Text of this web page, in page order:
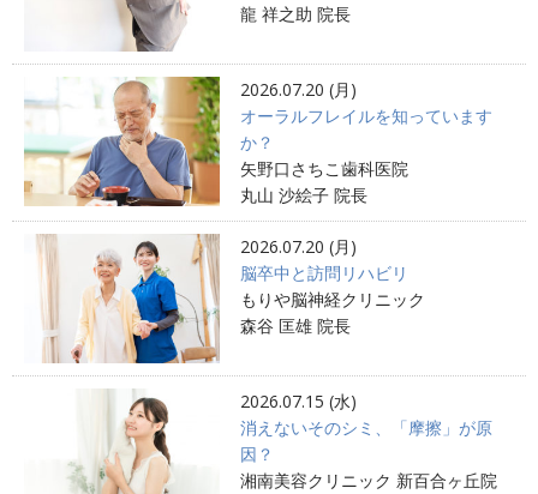
龍 祥之助 院長
2026.07.20 (月)
オーラルフレイルを知っています
か？
矢野口さちこ歯科医院
丸山 沙絵子 院長
2026.07.20 (月)
脳卒中と訪問リハビリ
もりや脳神経クリニック
森谷 匡雄 院長
2026.07.15 (水)
消えないそのシミ、「摩擦」が原
因？
湘南美容クリニック 新百合ヶ丘院